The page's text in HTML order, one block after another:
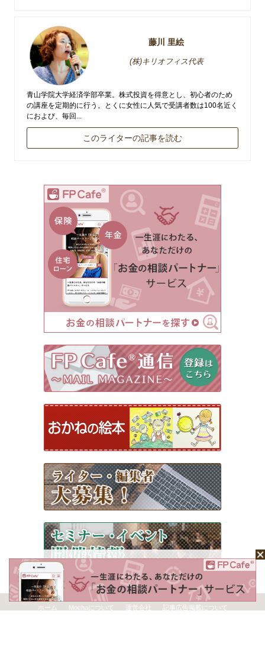
藤川 里絵
(株)キリオフィス代表
青山学院大学経済学部卒業。株式投資を得意とし、初心者のため
の講座を定期的に行う。とくに女性に人気で受講者数は100名近く
におよび、毎回...
このライターの記事を読む
ホーム Mochaについて 運営会社
記事広告掲載について